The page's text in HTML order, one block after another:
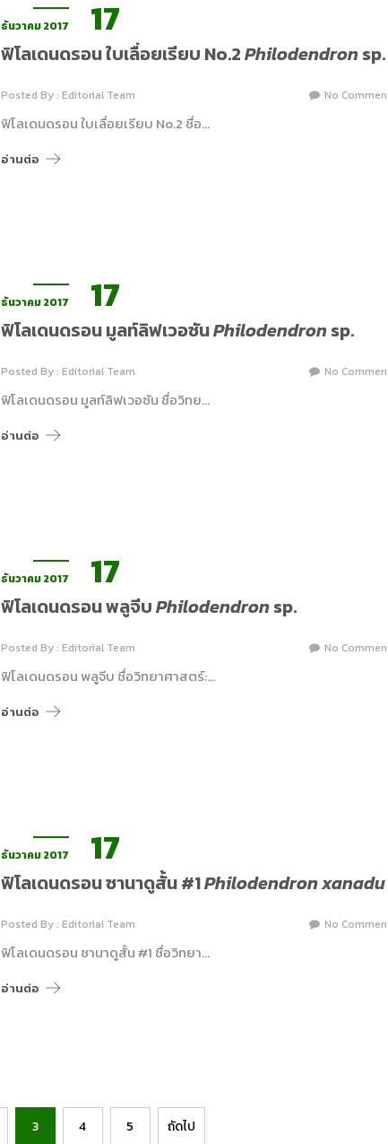
ธันวาคม 2017 17
ฟิโลเดนดรอน ใบเลื่อยเรียบ No.2Philodendronsp.
Posted By : Editorial Team No
ฟิโลเดนดรอน ใบเลื่อยเรียบ No.2 ชื่อ…
อ่านต่อ
ธันวาคม 2017 17
ฟิโลเดนดรอน มูลท์ลิฟเวอซันPhilodendronsp.
Posted By : Editorial Team No
ฟิโลเดนดรอน มูลท์ลิฟเวอซัน ชื่อวิทย…
อ่านต่อ
ธันวาคม 2017 17
ฟิโลเดนดรอน พลูจีบPhilodendronsp.
Posted By : Editorial Team No
ฟิโลเดนดรอน พลูจีบ ชื่อวิทยาศาสตร์:…
อ่านต่อ
ธันวาคม 2017 17
ฟิโลเดนดรอน ซานาดูสั้น #1Philodendron xanadu
Posted By : Editorial Team No
ฟิโลเดนดรอน ซานาดูสั้น #1 ชื่อวิทยา…
อ่านต่อ
3 4 5 ถัดไป